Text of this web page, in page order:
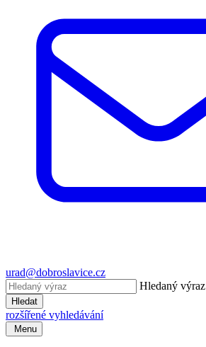
urad@dobroslavice.cz
Hledaný výraz
Hledat
rozšířené vyhledávání
Menu